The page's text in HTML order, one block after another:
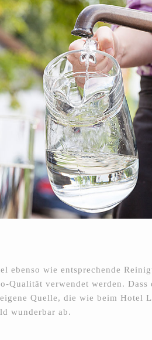
ebenso wie entsprechende
Qualität verwendet werden. Dass
Quelle, die wie beim Hotel
wunderbar ab.